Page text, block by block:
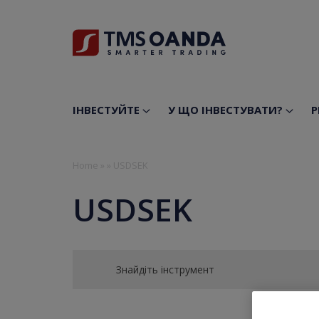
ІНВЕСТУЙТЕ У ЩО ІНВЕСТУВАТИ?
USDSEK
Знайдіть інструмент